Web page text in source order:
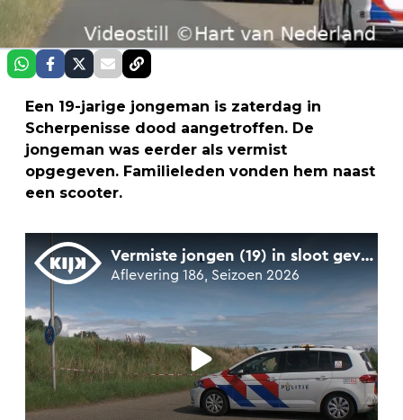
Een 19-jarige jongeman is zaterdag in
Scherpenisse dood aangetroffen. De
jongeman was eerder als vermist
opgegeven. Familieleden vonden hem naast
een scooter.